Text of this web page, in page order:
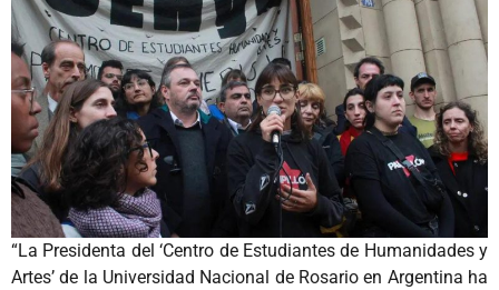
“La Presidenta del ‘Centro de Estudiantes de Humanidades y
Artes’ de la Universidad Nacional de Rosario en Argentina ha